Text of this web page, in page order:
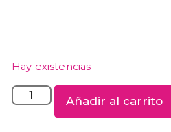
Hay existencias
Añadir al carrito